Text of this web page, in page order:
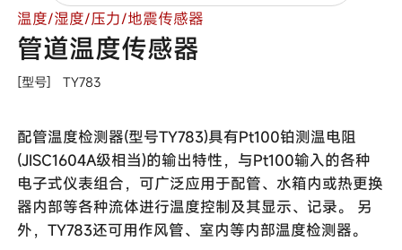
温度/湿度/压力/地震传感器
管道温度传感器
[型号] TY783
配管温度检测器(型号TY783)具有Pt100铂测温电阻
(JISC1604A级相当)的输出特性，与Pt100输入的各种
电子式仪表组合，可广泛应用于配管、水箱内或热更换
器内部等各种流体进行温度控制及其显示、记录。 另
外，TY783还可用作风管、室内等内部温度检测器。